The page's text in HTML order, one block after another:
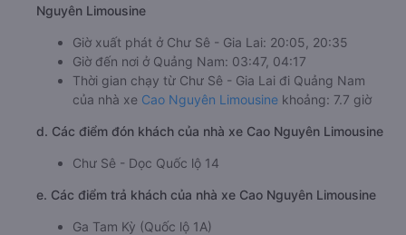
Nguyên Limousine
Giờ xuất phát ở Chư Sê - Gia Lai: 20:05, 20:35
Giờ đến nơi ở Quảng Nam: 03:47, 04:17
Thời gian chạy từ Chư Sê - Gia Lai đi Quảng Nam
của nhà xe Cao Nguyên Limousine khoảng: 7.7 giờ
d. Các điểm đón khách của nhà xe Cao Nguyên Limousine
Chư Sê - Dọc Quốc lộ 14
e. Các điểm trả khách của nhà xe Cao Nguyên Limousine
Ga Tam Kỳ (Quốc lộ 1A)